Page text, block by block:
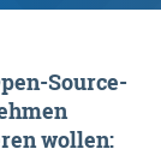
Source-
wollen: